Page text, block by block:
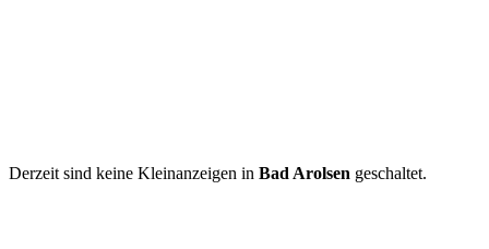
Derzeit sind keine Kleinanzeigen in Bad Arolsen geschaltet.